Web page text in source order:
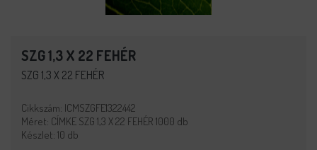
SZG 1,3 X 22 FEHÉR
SZG 1,3 X 22 FEHÉR
Cikkszám: ICMSZGFE1322442
Méret: CÍMKE SZG 1,3 X 22 FEHÉR 1000 db
Készlet: 10 db